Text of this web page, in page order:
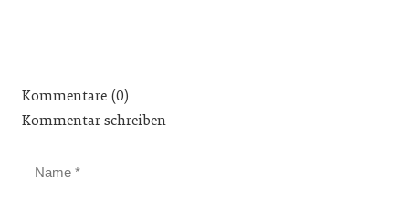
Kommentare (0)
Kommentar schreiben